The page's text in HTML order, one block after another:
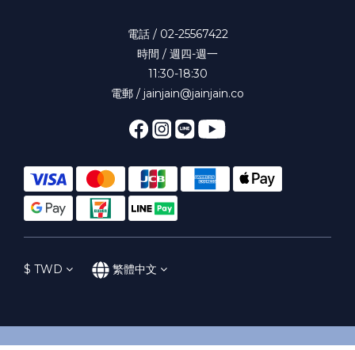
電話 / 02-25567422
時間 / 週四-週一
11:30-18:30
電郵 / jainjain@jainjain.co
$ TWD 繁體中文